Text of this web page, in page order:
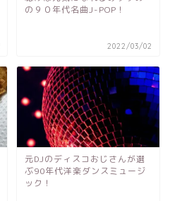
の９０年代名曲J-POP！
2022/03/02
元DJのディスコおじさんが選
ぶ90年代洋楽ダンスミュージ
ック！